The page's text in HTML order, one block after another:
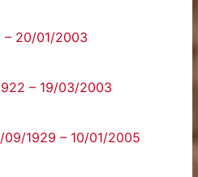
– 20/01/2003
– 19/03/2003
09/1929 – 10/01/2005